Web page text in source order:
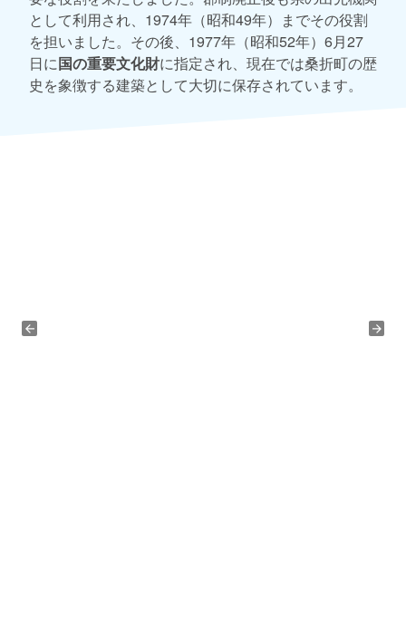
として利用され、1974年（昭和49年）までその役割
を担いました。その後、1977年（昭和52年）6月27
日に国の重要文化財に指定され、現在では桑折町の歴
史を象徴する建築として大切に保存されています。